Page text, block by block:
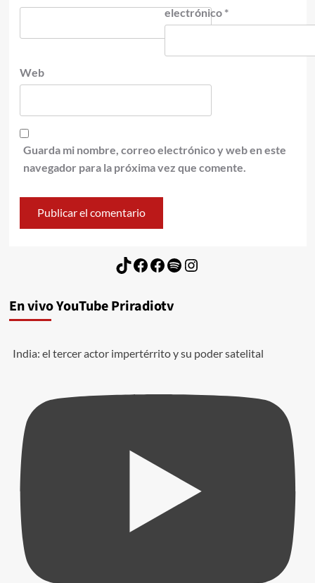
electrónico *
Web
Guarda mi nombre, correo electrónico y web en este
navegador para la próxima vez que comente.
TikTok
Facebook
Facebook
Spotify
Instagram
En vivo YouTube Priradiotv
India: el tercer actor impertérrito y su poder satelital